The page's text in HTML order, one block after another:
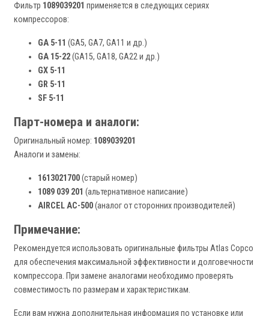
Фильтр 1089039201 применяется в следующих сериях
компрессоров:
GA 5-11 (GA5, GA7, GA11 и др.)
GA 15-22(GA15, GA18, GA22 и др.)
GX 5-11
GR 5-11
SF 5-11
Парт-номера и аналоги:
Оригинальный номер: 1089039201
Аналоги и замены:
1613021700(старый номер)
1089 039 201 (альтернативное написание)
AIRCEL AC-500(аналог от сторонних производителей)
Примечание:
Рекомендуется использовать оригинальные фильтры Atlas Copco
для обеспечения максимальной эффективности и долговечности
компрессора. При замене аналогами необходимо проверять
совместимость по размерам и характеристикам.
Если вам нужна дополнительная информация по установке или